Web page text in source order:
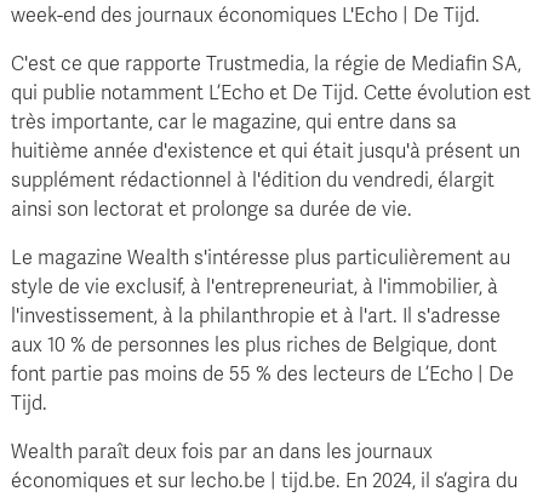
week-end des journaux économiques L'Echo | De Tijd.
C'est ce que rapporte Trustmedia, la régie de Mediafin SA,
qui publie notamment L’Echo et De Tijd. Cette évolution est
très importante, car le magazine, qui entre dans sa
huitième année d'existence et qui était jusqu'à présent un
supplément rédactionnel à l'édition du vendredi, élargit
ainsi son lectorat et prolonge sa durée de vie.
Le magazine Wealth s'intéresse plus particulièrement au
style de vie exclusif, à l'entrepreneuriat, à l'immobilier, à
l'investissement, à la philanthropie et à l'art. Il s'adresse
aux 10 % de personnes les plus riches de Belgique, dont
font partie pas moins de 55 % des lecteurs de L’Echo | De
Tijd.
Wealth paraît deux fois par an dans les journaux
économiques et sur lecho.be | tijd.be. En 2024, il s’agira du